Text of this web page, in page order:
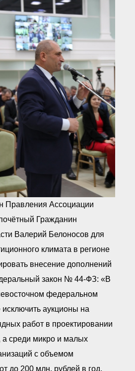
Правления Ассоциации
Гражданин
Валерий Белоносов для
климата в регионе
внесение дополнений
закон № 44-ФЗ: «В
федеральном
исключить аукционы на
работ в проектировании
а среди микро и малых
с объемом
до 200 млн. рублей в год,